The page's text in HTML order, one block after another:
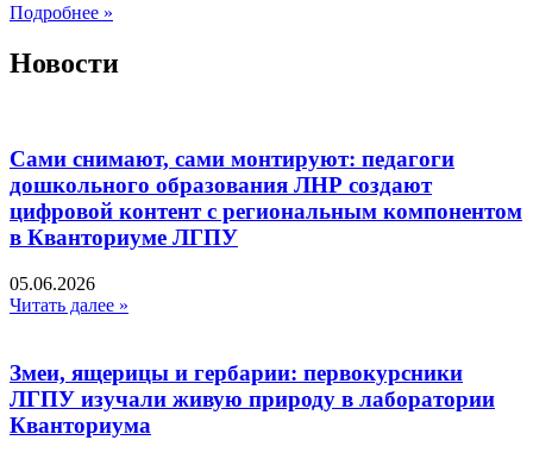
Подробнее »
Новости
Сами снимают, сами монтируют: педагоги
дошкольного образования ЛНР создают
цифровой контент с региональным компонентом
в Кванториуме ЛГПУ​
05.06.2026
Читать далее »
Змеи, ящерицы и гербарии: первокурсники
ЛГПУ изучали живую природу в лаборатории
Кванториума